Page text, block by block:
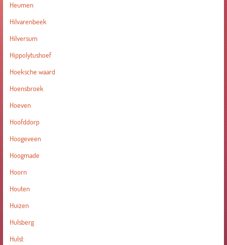
Heumen
Hilvarenbeek
Hilversum
Hippolytushoef
Hoeksche waard
Hoensbroek
Hoeven
Hoofddorp
Hoogeveen
Hoogmade
Hoorn
Houten
Huizen
Hulsberg
Hulst